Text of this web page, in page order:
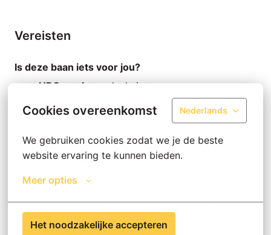
Cookies overeenkomst Nederlands
We gebruiken cookies zodat we je de beste
website ervaring te kunnen bieden.
Meer opties
Het noodzakelijke accepteren
Vereisten
Is deze baan iets voor jou?
HBO werk- en denkniveau
±3 jaar
ervaring in sales support / sales
Sterkanalytischendatagedreven
Ervaring met CRM-systemen
Goede beheersing van
Affiniteit metenergie/pricingis een plus